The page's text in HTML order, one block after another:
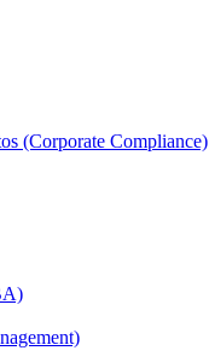
(Corporate Compliance)